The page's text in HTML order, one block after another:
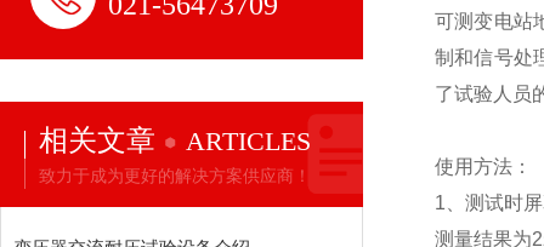
相关文章 ARTICLES
致力于成为更好的解决方案供应商！
可测变电站
制和信号处
了试验人员
使用方法：
1、测试时
测量结果为